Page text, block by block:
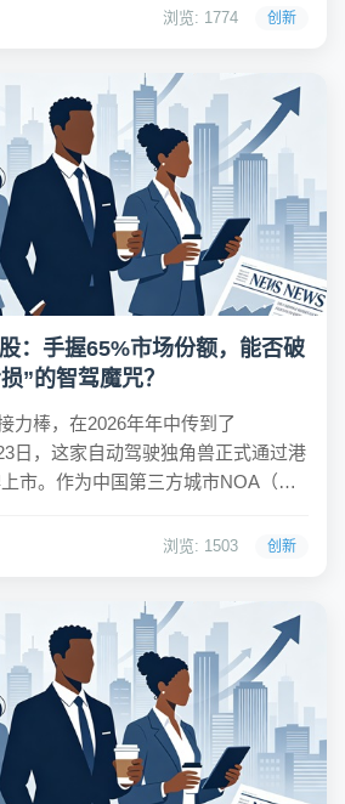
卡牌养成体系，通过精细化的数值卡
浏览: 1774 创新
：手握65%市场份额，能否破
”的智驾魔咒？
力棒，在2026年年中传到了
日，这家自动驾驶独角兽正式通过港
市。作为中国第三方城市NOA（领
宝马、丰田等全球头部车企。然
浏览: 1503 创新